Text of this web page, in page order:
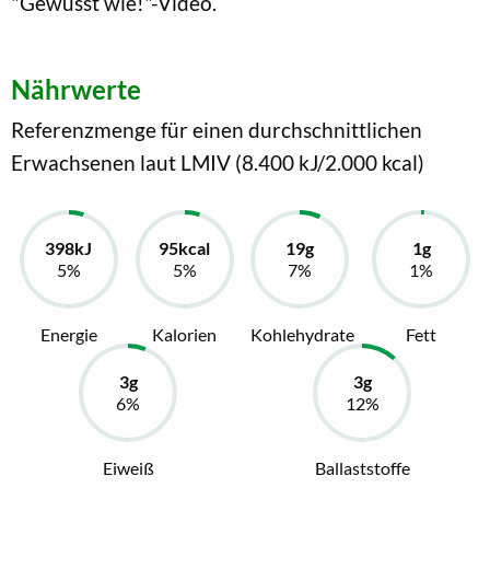
Nährwerte
Referenzmenge für einen durchschnittlichen
Erwachsenen laut LMIV (8.400 kJ/2.000 kcal)
Energie Kalorien Kohlehydrate Fett
Eiweiß Ballaststoffe